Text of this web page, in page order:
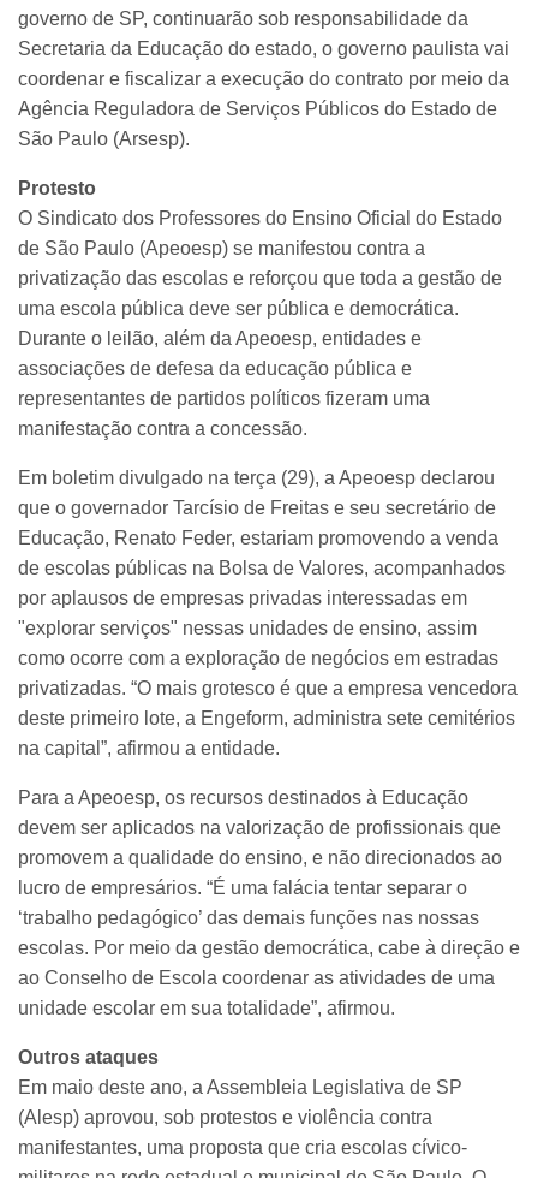
governo de SP, continuarão sob responsabilidade da
Secretaria da Educação do estado, o governo paulista vai
coordenar e fiscalizar a execução do contrato por meio da
Agência Reguladora de Serviços Públicos do Estado de
São Paulo (Arsesp).
Protesto
O Sindicato dos Professores do Ensino Oficial do Estado
de São Paulo (Apeoesp) se manifestou contra a
privatização das escolas e reforçou que toda a gestão de
uma escola pública deve ser pública e democrática.
Durante o leilão, além da Apeoesp, entidades e
associações de defesa da educação pública e
representantes de partidos políticos fizeram uma
manifestação contra a concessão.
Em boletim divulgado na terça (29), a Apeoesp declarou
que o governador Tarcísio de Freitas e seu secretário de
Educação, Renato Feder, estariam promovendo a venda
de escolas públicas na Bolsa de Valores, acompanhados
por aplausos de empresas privadas interessadas em
"explorar serviços" nessas unidades de ensino, assim
como ocorre com a exploração de negócios em estradas
privatizadas. “O mais grotesco é que a empresa vencedora
deste primeiro lote, a Engeform, administra sete cemitérios
na capital”, afirmou a entidade.
Para a Apeoesp, os recursos destinados à Educação
devem ser aplicados na valorização de profissionais que
promovem a qualidade do ensino, e não direcionados ao
lucro de empresários. “É uma falácia tentar separar o
‘trabalho pedagógico’ das demais funções nas nossas
escolas. Por meio da gestão democrática, cabe à direção e
ao Conselho de Escola coordenar as atividades de uma
unidade escolar em sua totalidade”, afirmou.
Outros ataques
Em maio deste ano, a Assembleia Legislativa de SP
(Alesp) aprovou, sob protestos e violência contra
manifestantes, uma proposta que cria escolas cívico-